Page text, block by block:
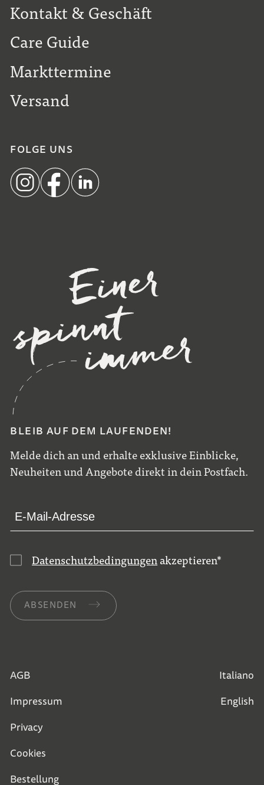
BLEIB AUF DEM LAUFENDEN!
Melde dich an und erhalte exklusive Einblicke,
Neuheiten und Angebote direkt in dein Postfach.
Datenschutzbedingungen akzeptieren*
ABSENDEN
Kontakt & Geschäft
Care Guide
Markttermine
Versand
FOLGE UNS
AGB
Impressum
Privacy
Cookies
Bestellung
Italiano
English